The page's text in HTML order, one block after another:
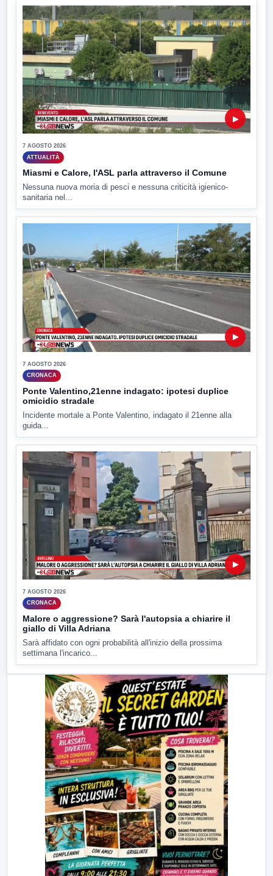
▶
7 AGOSTO 2026
ATTUALITÀ
Miasmi e Calore, l'ASL parla attraverso il Comune
Nessuna nuova moria di pesci e nessuna criticità igienico-
sanitaria nel...
▶
7 AGOSTO 2026
CRONACA
Ponte Valentino,21enne indagato: ipotesi duplice
omicidio stradale
Incidente mortale a Ponte Valentino, indagato il 21enne alla
guida...
▶
7 AGOSTO 2026
CRONACA
Malore o aggressione? Sarà l'autopsia a chiarire il
giallo di Villa Adriana
Sarà affidato con ogni probabilità all'inizio della prossima
settimana l'incarico...